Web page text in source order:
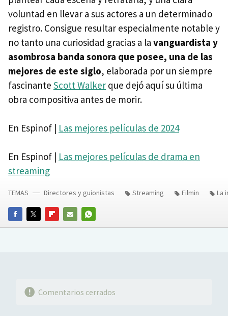
voluntad en llevar a sus actores a un determinado
registro. Consigue resultar especialmente notable y
no tanto una curiosidad gracias a la vanguardista y
asombrosa banda sonora que posee, una de las
mejores de este siglo, elaborada por un siempre
fascinante Scott Walker que dejó aquí su última
obra compositiva antes de morir.
En Espinof | Las mejores películas de 2024
En Espinof | Las mejores películas de drama en
streaming
FACEBOOKTWITTERFLIPBOARD
E-
WHATSAPP
TEMAS Directores y guionistas Streaming Filmin La
Comentarios cerrados